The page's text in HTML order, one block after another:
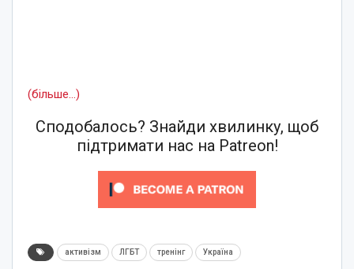
(більше…)
Сподобалось? Знайди хвилинку, щоб
підтримати нас на Patreon!
активізм ЛГБТ тренінг Україна